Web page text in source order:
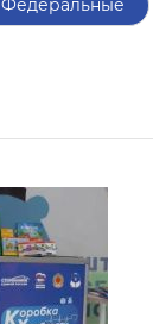
Федеральные